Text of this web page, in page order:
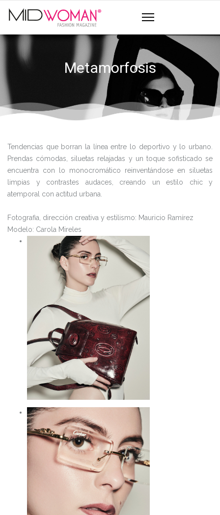
Metamorfosis
Tendencias que borran la línea entre lo deportivo y lo urbano.
Prendas cómodas, siluetas relajadas y un toque sofisticado se
encuentra con lo monocromático reinventándose en siluetas
limpias y contrastes audaces, creando un estilo chic y
atemporal con actitud urbana.
Fotografia, dirección creativa y estilismo: Mauricio Ramírez
Modelo: Carola Mireles